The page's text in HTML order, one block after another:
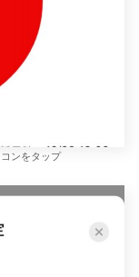
ンをタップ